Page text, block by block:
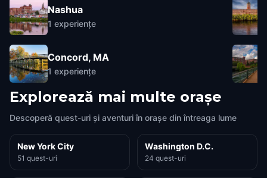
Nashua
1 experiențe
Concord, MA
1 experiențe
Explorează mai multe orașe
Descoperă quest-uri și aventuri în orașe din întreaga lume
New York City
51 quest-uri
Washington D.C.
24 quest-uri